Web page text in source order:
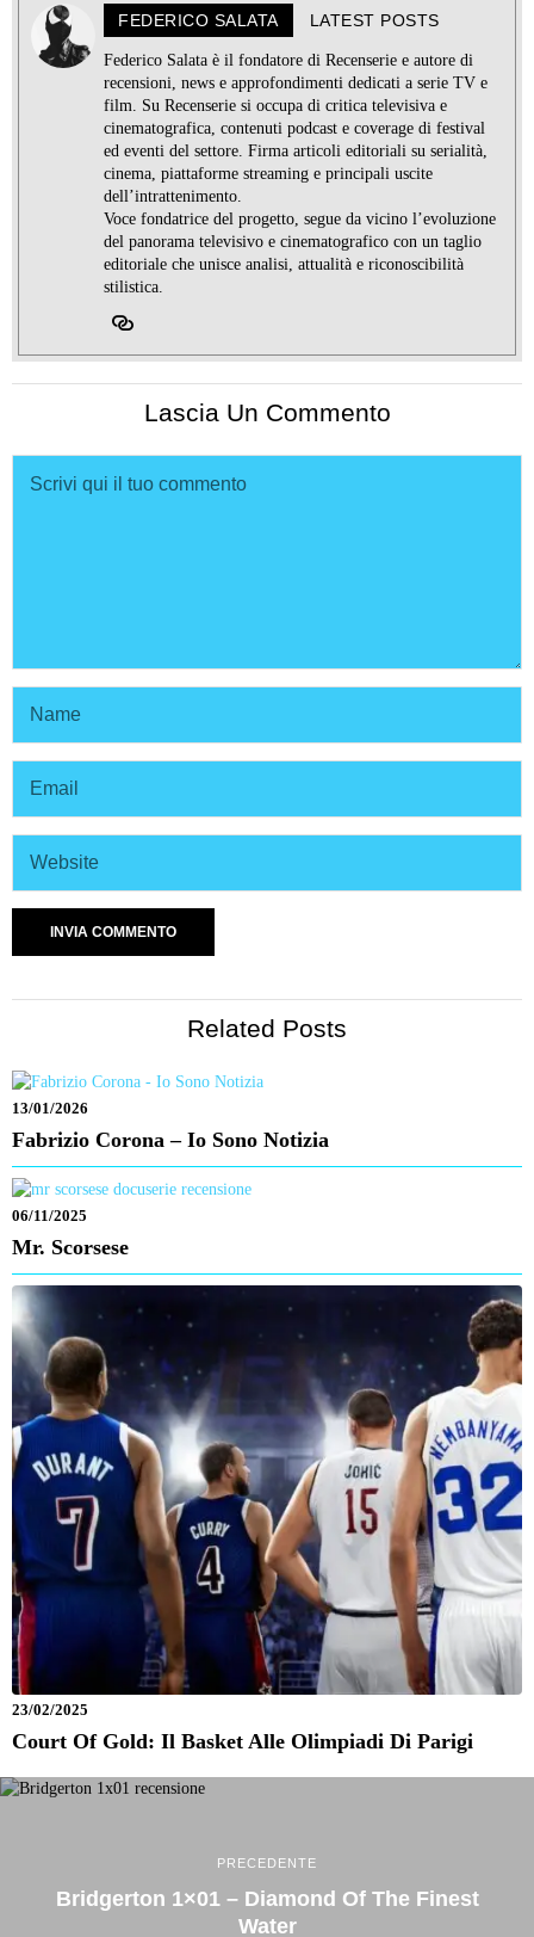
FEDERICO SALATA LATEST POSTS
Federico Salata è il fondatore di Recenserie e autore di
recensioni, news e approfondimenti dedicati a serie TV e
film. Su Recenserie si occupa di critica televisiva e
cinematografica, contenuti podcast e coverage di festival
ed eventi del settore. Firma articoli editoriali su serialità,
cinema, piattaforme streaming e principali uscite
dell’intrattenimento.
Voce fondatrice del progetto, segue da vicino l’evoluzione
del panorama televisivo e cinematografico con un taglio
editoriale che unisce analisi, attualità e riconoscibilità
stilistica.
Lascia Un Commento
Related Posts
13/01/2026
Fabrizio Corona – Io Sono Notizia
06/11/2025
Mr. Scorsese
23/02/2025
Court Of Gold: Il Basket Alle Olimpiadi Di Parigi
PRECEDENTE
Bridgerton 1×01 – Diamond Of The Finest
Water